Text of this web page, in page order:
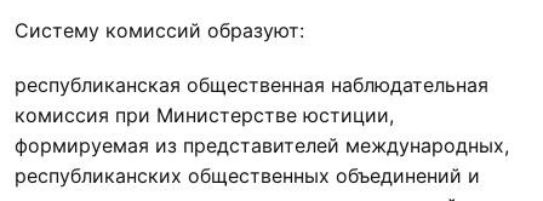
Систему комиссий образуют:
республиканская общественная наблюдательная
комиссия при Министерстве юстиции,
формируемая из представителей международных,
республиканских общественных объединений и